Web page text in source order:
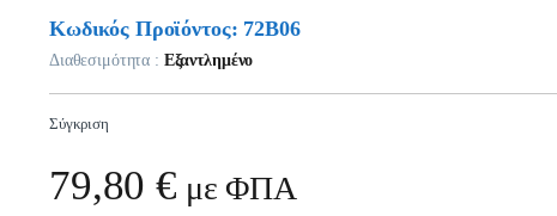
Κωδικός Προϊόντος: 72B06
Διαθεσιμότητα : Εξαντλημένο
Σύγκριση
79,80€ με ΦΠΑ